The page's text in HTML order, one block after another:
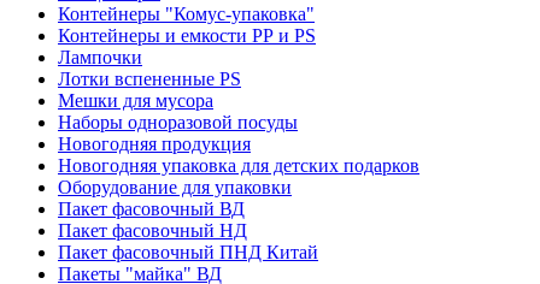
Контейнеры "Комус-упаковка"
Контейнеры и емкости РР и PS
Лампочки
Лотки вспененные PS
Мешки для мусора
Наборы одноразовой посуды
Новогодняя продукция
Новогодняя упаковка для детских подарков
Оборудование для упаковки
Пакет фасовочный ВД
Пакет фасовочный НД
Пакет фасовочный ПНД Китай
Пакеты "майка" ВД